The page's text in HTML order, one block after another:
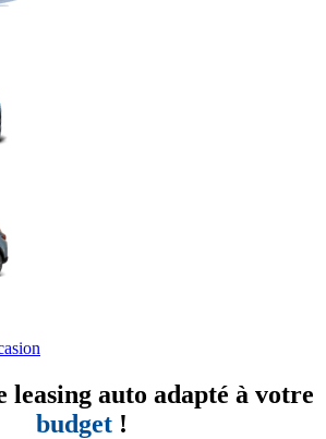
leasing auto adapté à votre
budget !